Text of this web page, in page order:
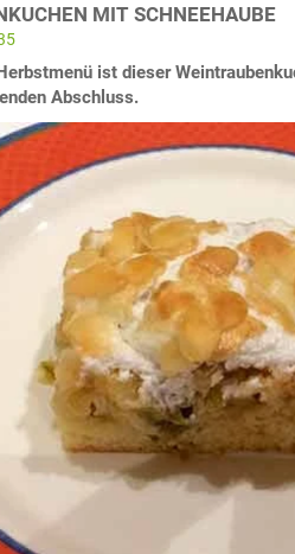
MIT SCHNEEHAUBE
ist dieser
Abschluss.